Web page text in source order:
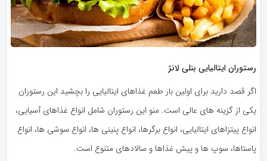
رستوران ایتالیایی بنلی لانژ
اگر قصد دارید برای اولین بار طعم غذاهای ایتالیایی را بچشید این رستوران
یکی از گزینه های عالی است. منو این رستوران شامل انواع غذاهای آسیایی،
انواع پیتزاهای ایتالیایی، انواع برگرها، انواع پنینی‌ ها، انواع سوشی‌ ها، انواع
پاستاها، سوپ‌ ها و پیش غذاها و سالادهای متنوع است.